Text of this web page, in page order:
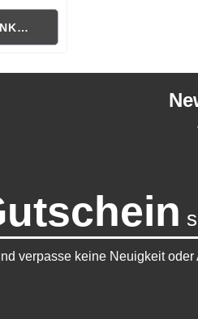
verpasse keine Neuigkeit oder